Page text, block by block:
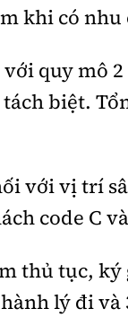
khi có nhu
quy mô
biệt.
với vị trí
code C
thủ tục,
lý đi